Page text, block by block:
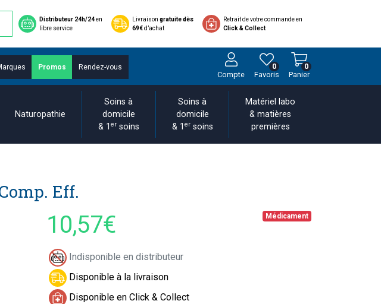
Distributeur 24h/24en
libre service
Livraisongratuite dès
69€d’achat
Retrait de votre commande en
Click & Collect
Promos Rendez-vous
Compte Favoris
0
Panier
0
Naturopathie
Soins à
domicile
& 1 ersoins
Soins à
domicile
& 1 ersoins
Matériel labo
& matières
premières
Eff.
Médicament
10,57€
Indisponible en distributeur
Disponible à la livraison
Disponible en Click & Collect